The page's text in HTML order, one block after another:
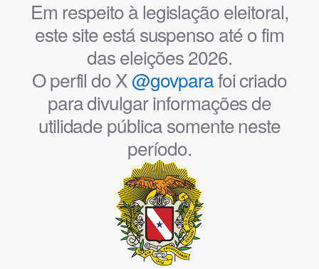
Em respeito à legislação eleitoral,
este site está suspenso até o fim
das eleições 2026.
O perfil do X@govparafoi criado
para divulgar informações de
utilidade pública somente neste
período.